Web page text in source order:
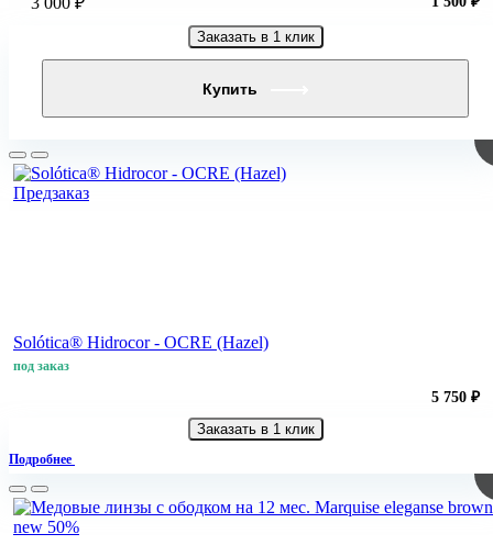
Заказать в 1 клик
Предзаказ
Solótica® Hidrocor - OCRE (Hazel)
под заказ
5 750 ₽
Заказать в 1 клик
Подробнее
new 50%